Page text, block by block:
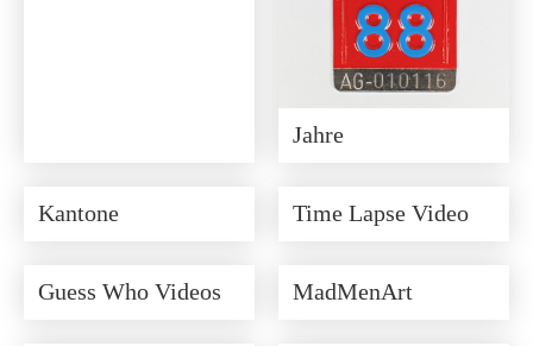
Jahre
Kantone Time Lapse Video
Guess Who Videos MadMenArt